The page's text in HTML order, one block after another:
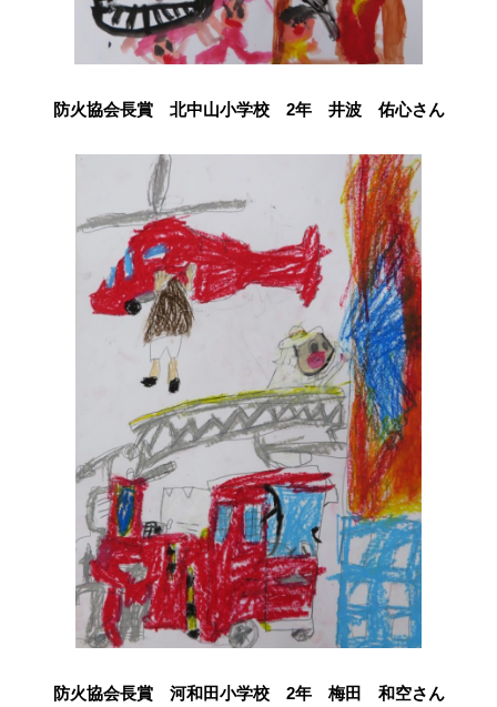
防火協会長賞 北中山小学校 2年 井波 佑心さん
防火協会長賞 河和田小学校 2年 梅田 和空さん